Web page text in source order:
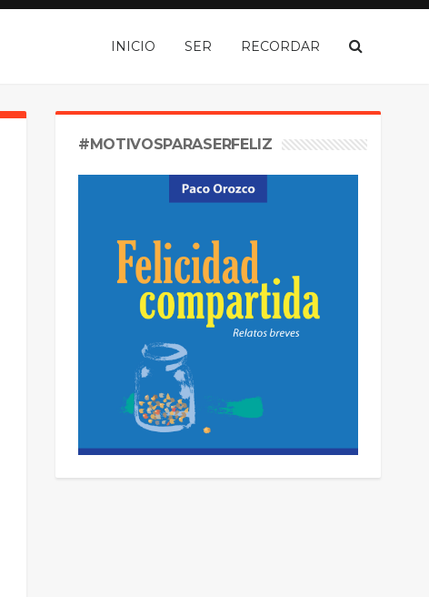
INICIO SER RECORDAR
#MOTIVOSPARASERFELIZ